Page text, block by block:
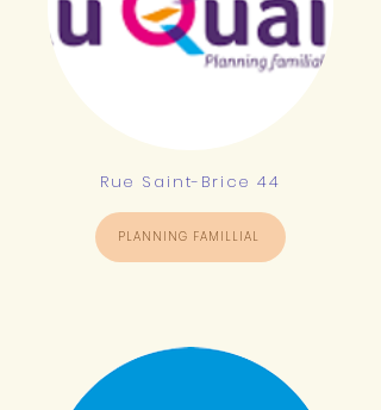
Rue Saint-Brice 44
PLANNING FAMILLIAL